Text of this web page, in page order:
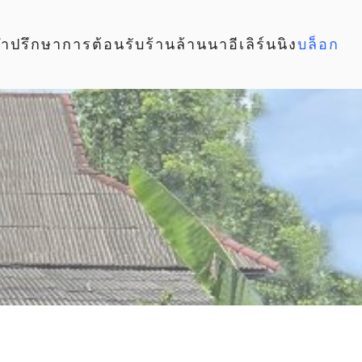
ปรึกษา การต้อนรับร้านล้านนา อีเลิร์นนิงบล็อก